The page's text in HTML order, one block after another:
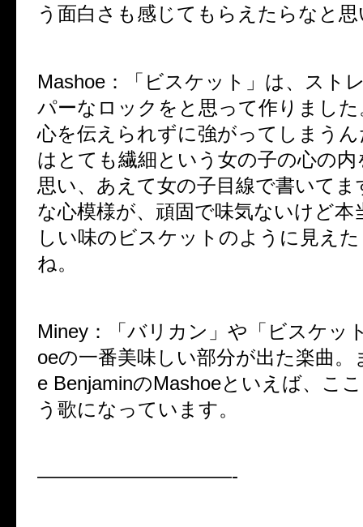
う面白さも感じてもらえたらなと
Mashoe ：
「ビスケット」は、スト
パーなロックをと思って作りまし
心を伝えられずに強がってしまう
はとても繊細という女の子の心の
思い、あえて女の子目線で書いてま
な心模様が、頑固で味気ないけど本
しい味のビスケットのように見え
ね。
Miney ：
「バリカン」や「ビスケッ
oeの一番美味しい部分が出た楽曲。
e BenjaminのMashoeといえば、こ
う歌になっています。
——————————-